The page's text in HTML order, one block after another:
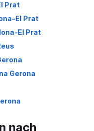
Prat
El Prat
El Prat
Gerona
nach